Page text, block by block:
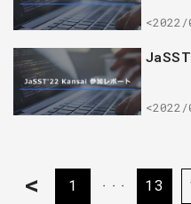
1
< ・・・ 13